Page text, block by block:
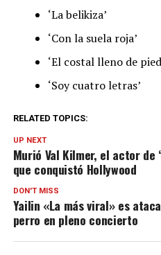
‘La belikiza’
‘Con la suela roja’
‘El costal lleno de
‘Soy cuatro letras’
RELATED TOPICS:
UP NEXT
Murió Val Kilmer, el actor de
que conquistó Hollywood
DON'T MISS
Yailin «La más viral» es
perro en pleno concierto